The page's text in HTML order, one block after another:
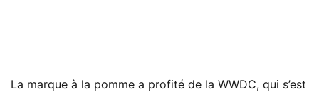
La marque à la pomme a profité de la WWDC, qui s’est